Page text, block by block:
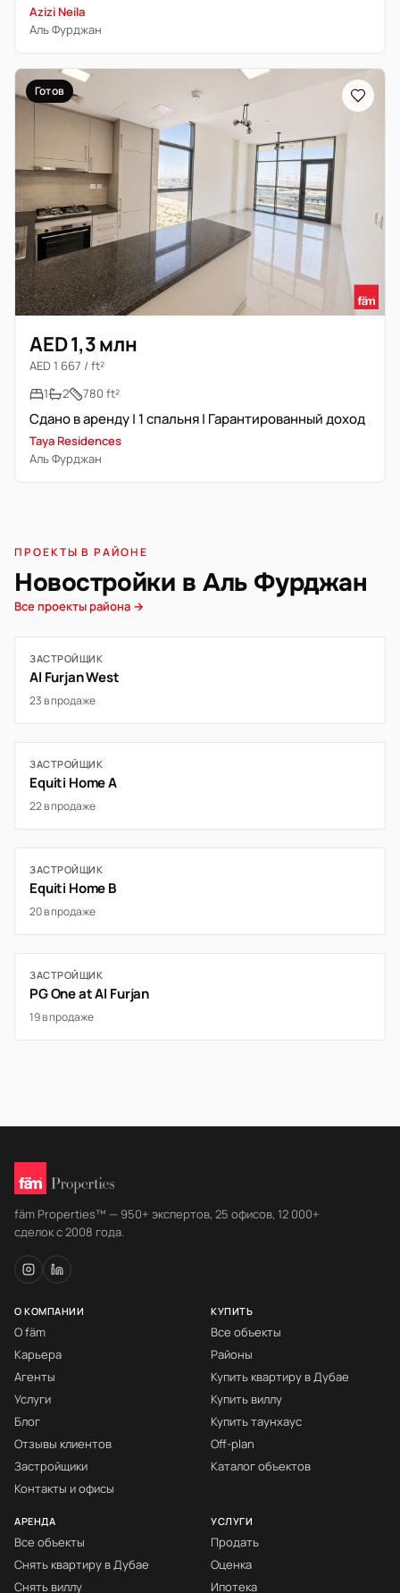
Azizi Neila
Аль Фурджан
Готов
AED 1,3 млн
AED 1 667 / ft²
1
2 780 ft²
Сдано в аренду | 1 спальня | Гарантированный доход
Taya Residences
Аль Фурджан
ПРОЕКТЫ В РАЙОНЕ
Новостройки в Аль Фурджан
Все проекты района →
ЗАСТРОЙЩИК
Al Furjan West
23 в продаже
ЗАСТРОЙЩИК
Equiti Home A
22 в продаже
ЗАСТРОЙЩИК
Equiti Home B
20 в продаже
ЗАСТРОЙЩИК
PG One at Al Furjan
19 в продаже
fäm Properties™ — 950+ экспертов, 25 офисов, 12 000+
сделок с 2008 года.
О КОМПАНИИ
О fäm
Карьера
Агенты
Услуги
Блог
Отзывы клиентов
Застройщики
Контакты и офисы
КУПИТЬ
Все объекты
Районы
Купить квартиру в Дубае
Купить виллу
Купить таунхаус
Off-plan
Каталог объектов
АРЕНДА
Все объекты
Снять квартиру в Дубае
Снять виллу
УСЛУГИ
Продать
Оценка
Ипотека